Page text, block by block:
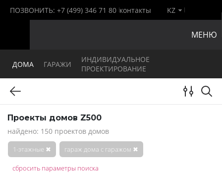
ПОЗВОНИТЬ: +7 (499) 346 71 80 контакты KZ
МЕНЮ
ДОМА ГАРАЖИ
ИНДИВИДУАЛЬНОЕ
ПРОЕКТИРОВАНИЕ
Проекты домов Z500
найдено: 150 проектов домов
1-этажные ✖ гараж дома с гаражом ✖
сбросить параметры поиска